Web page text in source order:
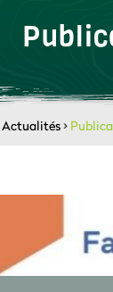
Actualités>